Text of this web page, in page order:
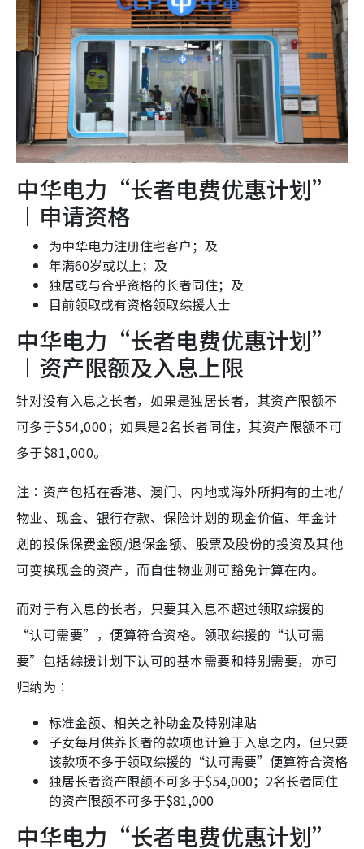
中华电力“长者电费优惠计划”
︱申请资格
为中华电力注册住宅客户；及
年满60岁或以上；及
独居或与合乎资格的长者同住；及
目前领取或有资格领取综援人士
中华电力“长者电费优惠计划”
︱资产限额及入息上限
针对没有入息之长者，如果是独居长者，其资产限额不
可多于$54,000；如果是2名长者同住，其资产限额不可
多于$81,000。
注︰资产包括在香港、澳门、内地或海外所拥有的土地/
物业、现金、银行存款、保险计划的现金价值、年金计
划的投保保费金额/退保金额、股票及股份的投资及其他
可变换现金的资产，而自住物业则可豁免计算在内。
而对于有入息的长者，只要其入息不超过领取综援的
“认可需要”，便算符合资格。领取综援的“认可需
要”包括综援计划下认可的基本需要和特别需要，亦可
归纳为︰
标准金额、相关之补助金及特别津贴
子女每月供养长者的款项也计算于入息之内，但只要
该款项不多于领取综援的“认可需要”便算符合资格
独居长者资产限额不可多于$54,000；2名长者同住
的资产限额不可多于$81,000
中华电力“长者电费优惠计划”